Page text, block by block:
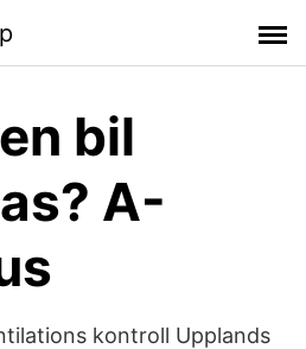
bil
A-
kontroll Upplands